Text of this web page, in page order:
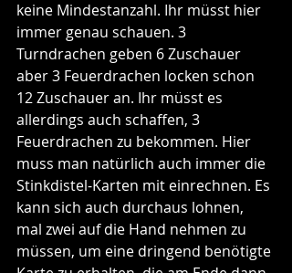
keine Mindestanzahl. Ihr müsst hier
immer genau schauen. 3
Turndrachen geben 6 Zuschauer
aber 3 Feuerdrachen locken schon
12 Zuschauer an. Ihr müsst es
allerdings auch schaffen, 3
Feuerdrachen zu bekommen. Hier
muss man natürlich auch immer die
Stinkdistel-Karten mit einrechnen. Es
kann sich auch durchaus lohnen,
mal zwei auf die Hand nehmen zu
müssen, um eine dringend benötigte